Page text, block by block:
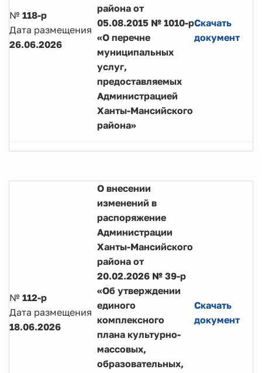
№ 118-р
Дата размещения
26.06.2026
района от
05.08.2015 № 1010-р
«О перечне
муниципальных
услуг,
предоставляемых
Администрацией
Ханты-Мансийского
района»
Скачать
документ
№ 112-р
Дата размещения
18.06.2026
О внесении
изменений в
распоряжение
Администрации
Ханты-Мансийского
района от
20.02.2026 № 39-р
«Об утверждении
единого
комплексного
плана культурно-
массовых,
образовательных,
Скачать
документ